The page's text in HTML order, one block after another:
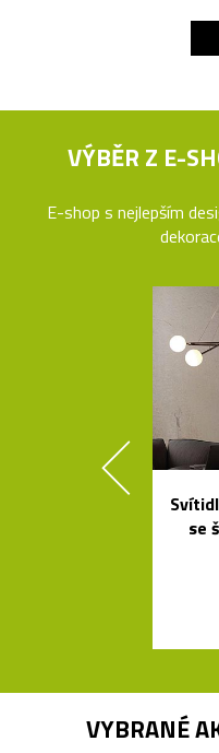
VÝBĚR Z E-
E-shop s nejlepším
se
VYBRANÉ